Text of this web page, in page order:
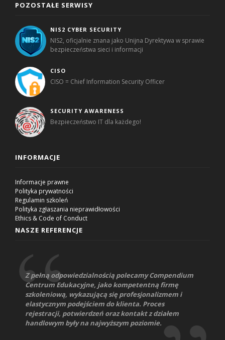
POZOSTAŁE SERWISY
NIS2 CYBER SECURITY
NIS2, oficjalnie znana jako Unijna Dyrektywa w sprawie
bezpieczeństwa sieci i informacji
CISO
CISO = Chief Information Security Officer
SECURITY AWARENESS
Bezpieczeństwo IT dla każdego!
INFORMACJE
Informacje prawne
Polityka prywatności
Regulamin szkoleń
Polityka zgłaszania nieprawidłowości
Ethics & Code of Conduct
NASZE REFERENCJE
Z pełną odpowiedzialnością polecamy Compendium
Centrum Edukacyjne, jako kompetentną firmę
szkoleniową, wykazującą się profesjonalizmem i
elastycznym podejściem do klienta. Proces
rejestracji, potwierdzeń oraz kontakt z działem
handlowym były na najwyższym poziomie.